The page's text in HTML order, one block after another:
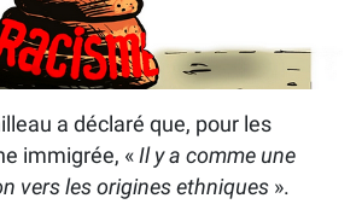
a déclaré que, pour les
immigrée, «Il y a comme une
vers les origines ethniques ».